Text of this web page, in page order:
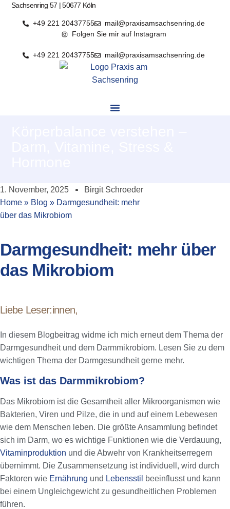
ZumSachsenring 57 | 50677 Köln
+49 221 20437755
mail@praxisamsachsenring.de
Folgen Sie mir auf Instagram
+49 221 20437755 mail@praxisamsachsenring.de
1. November, 2025
Birgit Schroeder
Home » Blog » Darmgesundheit: mehr
über das Mikrobiom
Darmgesundheit: mehr über
das Mikrobiom
Liebe Leser:innen,
In diesem Blogbeitrag widme ich mich erneut dem Thema der
Darmgesundheit und dem Darmmikrobiom. Lesen Sie zu dem
wichtigen Thema der Darmgesundheit gerne mehr.
Was ist das Darmmikrobiom?
Das Mikrobiom ist die Gesamtheit aller Mikroorganismen wie
Bakterien, Viren und Pilze, die in und auf einem Lebewesen
wie dem Menschen leben. Die größte Ansammlung befindet
sich im Darm, wo es wichtige Funktionen wie die Verdauung,
Vitaminproduktion und die Abwehr von Krankheitserregern
übernimmt. Die Zusammensetzung ist individuell, wird durch
Faktoren wie Ernährung und Lebensstil
beeinflusst und kann
bei einem Ungleichgewicht zu gesundheitlichen Problemen
führen.